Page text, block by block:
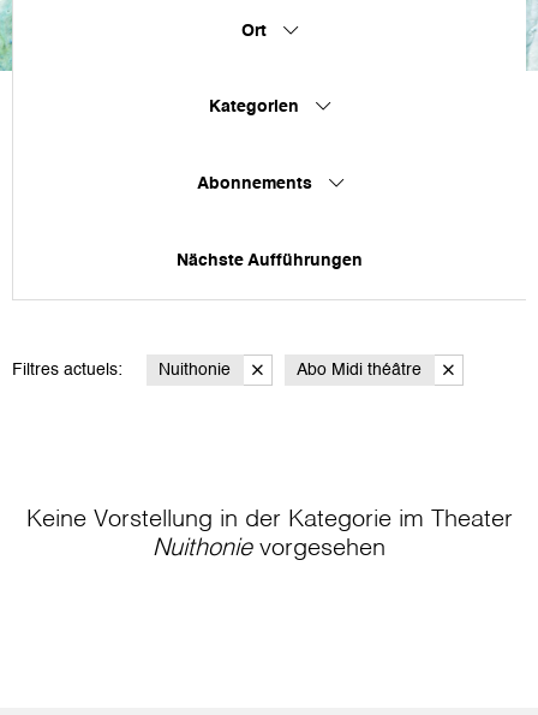
Ort
Kategorien
Abonnements
Nächste Aufführungen
Filtres actuels: Nuithonie Abo Midi théâtre
Keine Vorstellung in der Kategorie im Theater
Nuithonievorgesehen